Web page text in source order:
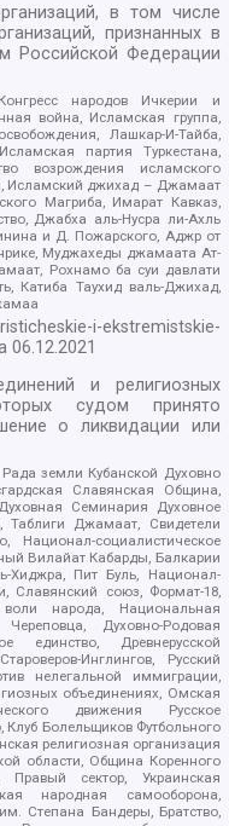
в том числе
признанных в
Российской Федерации
народов Ичкерии и
война, Исламская группа,
Лашкар-И-Тайба,
партия Туркестана,
возрождения исламского
Исламский джихад – Джамаат
Магриба, Имарат Кавказ,
Джабха аль-Нусра ли-Ахль
и Д. Пожарского, Аджр от
Муджахеды джамаата Ат-
Рохнамо ба суи давлати
Катиба Таухид валь-Джихад,
i-ekstremistskie-
06.12.2021
и религиозных
судом принято
о ликвидации или
земли Кубанской Духовно
Славянская Община,
Семинария Духовное
Таблиги Джамаат, Свидетели
Национал-социалистическое
Вилайат Кабарды, Балкарии
Хиджра, Пит Буль, Национал-
Славянский союз, Формат-18,
народа, Национальная
Духовно-Родовая
единство, Древнерусской
Инглингов, Русский
нелегальной иммиграции,
объединениях, Омская
движения Русское
Клуб Болельщиков Футбольного
религиозная организация
области, Община Коренного
Правый сектор, Украинская
народная самооборона,
Степана Бандеры, Братство,